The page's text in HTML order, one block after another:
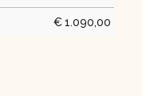
€1.090,00